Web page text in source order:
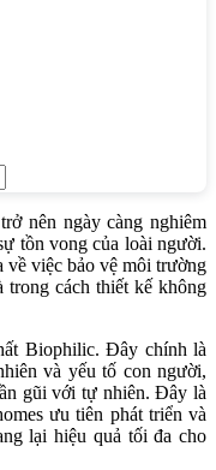
nên ngày càng nghiêm
tồn vong của loài người.
về việc bảo vệ môi trường
trong cách thiết kế không
Biophilic. Đây chính là
và yếu tố con người,
gũi với tự nhiên. Đây là
ưu tiên phát triển và
lại hiệu quả tối đa cho